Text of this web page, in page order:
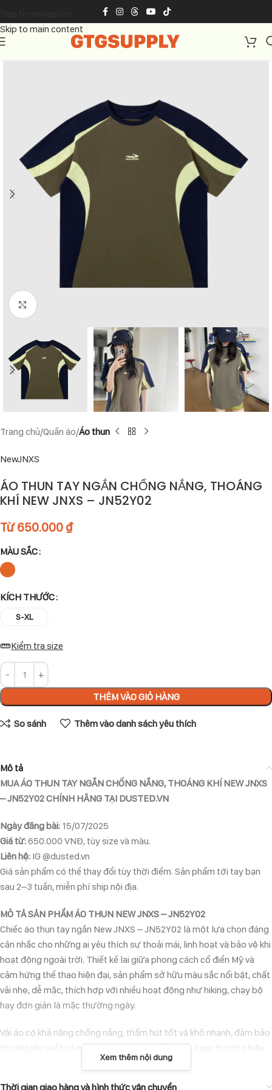
Skip to main content
Click to enlarge
Trang chủ Quần áo Áo thun
NewJNXS
ÁO THUN TAY NGẮN CHỐNG NẮNG, THOÁNG
KHÍ NEW JNXS – JN52Y02
Từ650.000 ₫
MÀU SẮC
KÍCH THƯỚC
S-XL
Kiểm tra size
THÊM VÀO GIỎ HÀNG
So sánh Thêm vào danh sách yêu thích
Mô tả
MUA ÁO THUN TAY NGẮN CHỐNG NẮNG, THOÁNG KHÍ NEW JNXS
– JN52Y02 CHÍNH HÃNG TẠI DUSTED.VN
Ngày đăng bài: 15/07/2025
Giá từ:650.000 VNĐ, tùy size và màu.
Liên hệ: IG @dusted.vn
Giá sản phẩm có thể thay đổi tùy thời điểm. Sản phẩm tới tay bạn
sau 2–3 tuần, miễn phí ship nội địa.
MÔ TẢ SẢN PHẨM ÁO THUN NEW JNXS – JN52Y02
Chiếc áo thun tay ngắn New JNXS – JN52Y02 là một lựa chọn đáng
cân nhắc cho những ai yêu thích sự thoải mái, linh hoạt và bảo vệ khi
hoạt động ngoài trời. Thiết kế lai giữa phong cách cổ điển Mỹ và
cảm hứng thể thao hiện đại, sản phẩm sở hữu màu sắc nổi bật, chất
vải nhẹ, dễ mặc, thích hợp với nhiều hoạt động như hiking, chạy bộ
hay đơn giản là mặc thường ngày.
Vải áo có khả năng chống nắng, thấm hút tốt và khô nhanh, đảm bảo
thoáng khí suốt cả ngày. Đường may chắc chắn, logo thương hiệu
được thêu tỉ mỉ ở ngực áo tạo điểm nhấn tinh tế.
Xem thêm nội dung
Thời gian giao hàng và hình thức vận chuyển